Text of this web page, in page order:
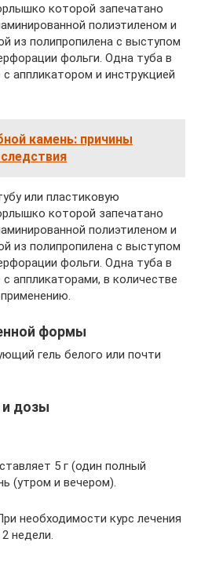
которой запечатано
полиэтиленом и
из полипропилена с выступом
фольги. Одна туба в
аппликатором и инструкцией
камень: причины
или пластиковую
которой запечатано
полиэтиленом и
из полипропилена с выступом
фольги. Одна туба в
аппликаторами, в количестве
формы
гель белого или почти
и дозы
5 г (один полный
(утром и вечером).
необходимости курс лечения
недели.